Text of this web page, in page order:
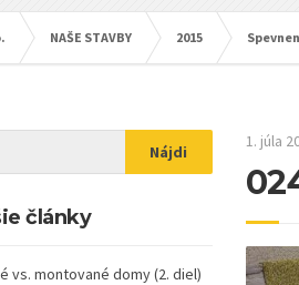
NAŠE STAVBY 2015
1. júla
články
vs. montované domy (2. diel)